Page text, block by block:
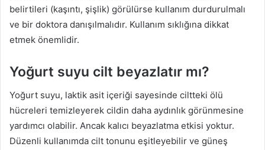
belirtileri (kaşıntı, şişlik) görülürse kullanım durdurulmalı
ve bir doktora danışılmalıdır. Kullanım sıklığına dikkat
etmek önemlidir.
Yoğurt suyu cilt beyazlatır mı?
Yoğurt suyu, laktik asit içeriği sayesinde ciltteki ölü
hücreleri temizleyerek cildin daha aydınlık görünmesine
yardımcı olabilir. Ancak kalıcı beyazlatma etkisi yoktur.
Düzenli kullanımda cilt tonunu eşitleyebilir ve güneş